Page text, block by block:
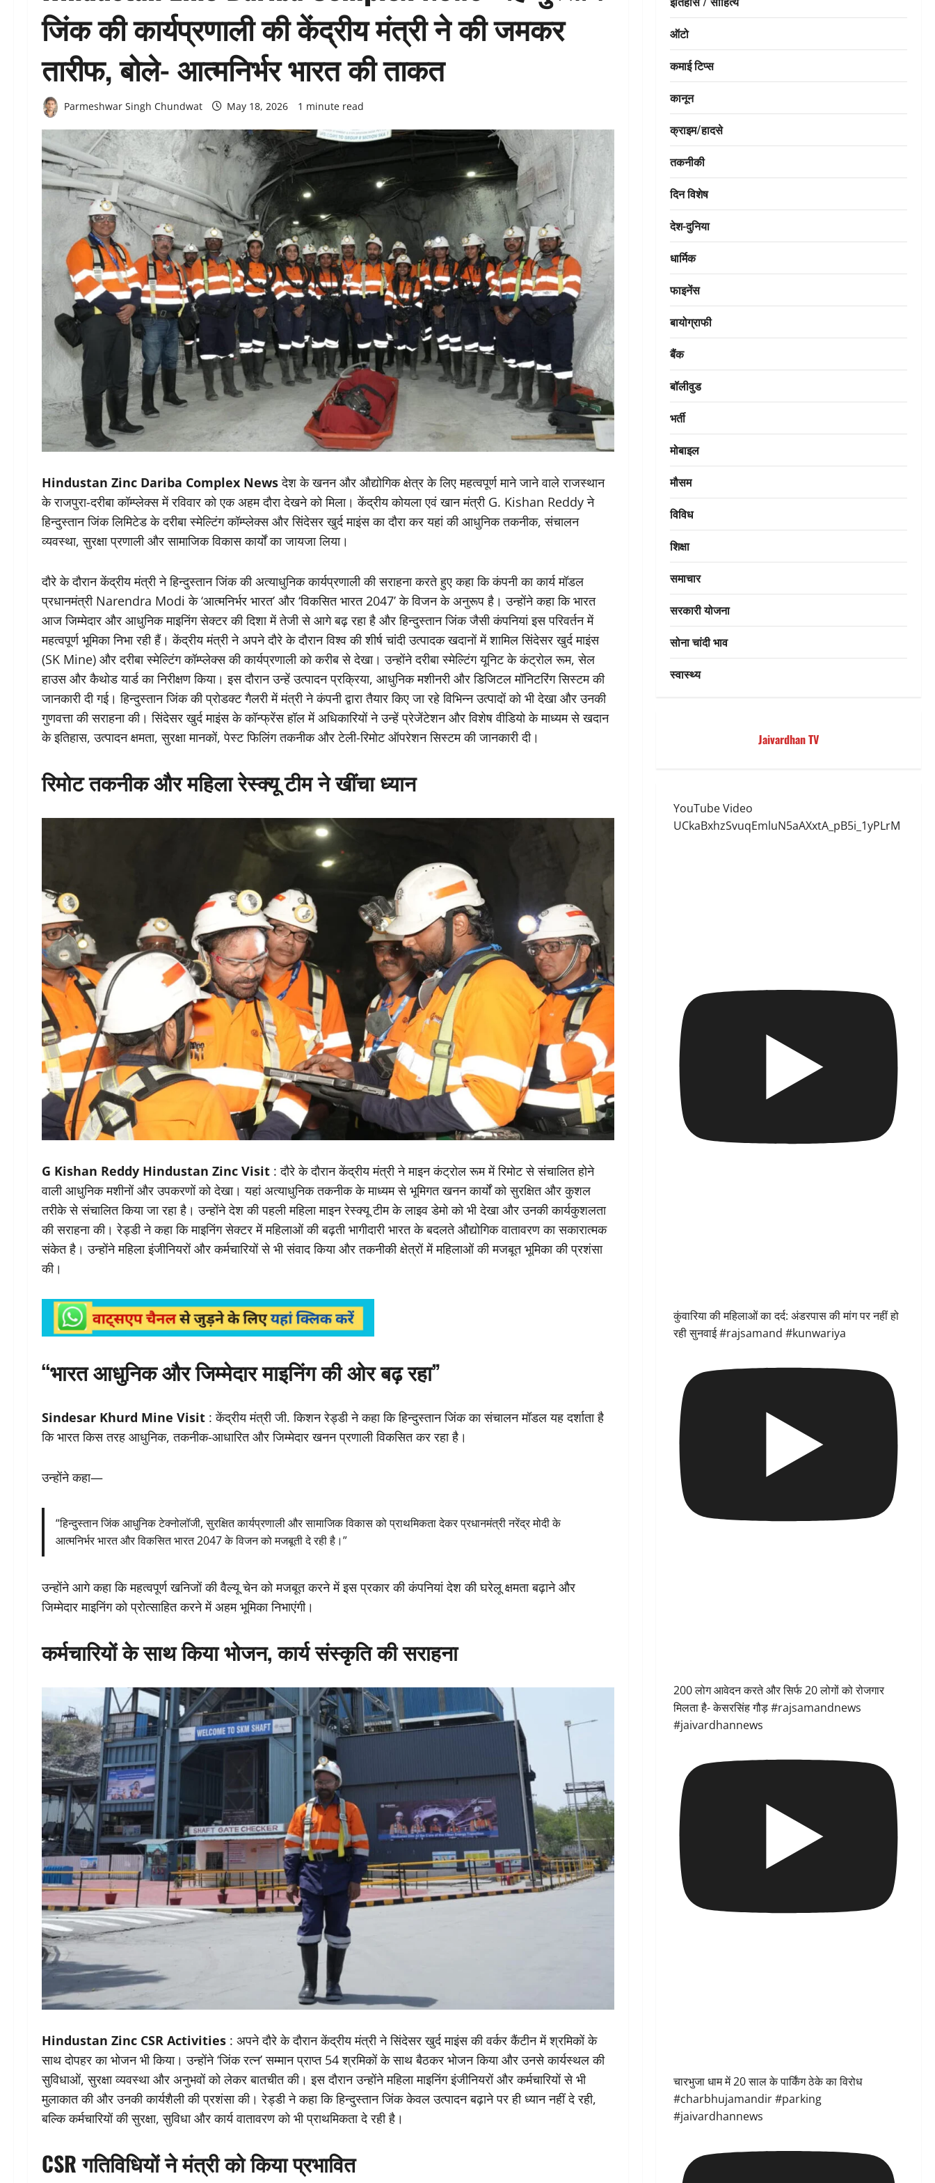
जिंक की कार्यप्रणाली की केंद्रीय मंत्री ने की जमकर
तारीफ, बोले- आत्मनिर्भर भारत की ताकत
Parmeshwar Singh Chundwat May 18, 2026 1 minute read
Hindustan Zinc Dariba Complex Newsदेश के खनन और औद्योगिक क्षेत्र के लिए महत्वपूर्ण माने जाने वाले राजस्थान
के राजपुरा-दरीबा कॉम्प्लेक्स में रविवार को एक अहम दौरा देखने को मिला। केंद्रीय कोयला एवं खान मंत्री G. Kishan Reddy ने
हिन्दुस्तान जिंक लिमिटेड के दरीबा स्मेल्टिंग कॉम्प्लेक्स और सिंदेसर खुर्द माइंस का दौरा कर यहां की आधुनिक तकनीक, संचालन
व्यवस्था, सुरक्षा प्रणाली और सामाजिक विकास कार्यों का जायजा लिया।
दौरे के दौरान केंद्रीय मंत्री ने हिन्दुस्तान जिंक की अत्याधुनिक कार्यप्रणाली की सराहना करते हुए कहा कि कंपनी का कार्य मॉडल
प्रधानमंत्री Narendra Modi के ‘आत्मनिर्भर भारत’ और ‘विकसित भारत 2047’ के विजन के अनुरूप है। उन्होंने कहा कि भारत
आज जिम्मेदार और आधुनिक माइनिंग सेक्टर की दिशा में तेजी से आगे बढ़ रहा है और हिन्दुस्तान जिंक जैसी कंपनियां इस परिवर्तन में
महत्वपूर्ण भूमिका निभा रही हैं। केंद्रीय मंत्री ने अपने दौरे के दौरान विश्व की शीर्ष चांदी उत्पादक खदानों में शामिल सिंदेसर खुर्द माइंस
(SK Mine) और दरीबा स्मेल्टिंग कॉम्प्लेक्स की कार्यप्रणाली को करीब से देखा। उन्होंने दरीबा स्मेल्टिंग यूनिट के कंट्रोल रूम, सेल
हाउस और कैथोड यार्ड का निरीक्षण किया। इस दौरान उन्हें उत्पादन प्रक्रिया, आधुनिक मशीनरी और डिजिटल मॉनिटरिंग सिस्टम की
जानकारी दी गई। हिन्दुस्तान जिंक की प्रोडक्ट गैलरी में मंत्री ने कंपनी द्वारा तैयार किए जा रहे विभिन्न उत्पादों को भी देखा और उनकी
गुणवत्ता की सराहना की। सिंदेसर खुर्द माइंस के कॉन्फ्रेंस हॉल में अधिकारियों ने उन्हें प्रेजेंटेशन और विशेष वीडियो के माध्यम से खदान
के इतिहास, उत्पादन क्षमता, सुरक्षा मानकों, पेस्ट फिलिंग तकनीक और टेली-रिमोट ऑपरेशन सिस्टम की जानकारी दी।
रिमोट तकनीक और महिला रेस्क्यू टीम ने खींचा ध्यान
G Kishan Reddy Hindustan Zinc Visit : दौरे के दौरान केंद्रीय मंत्री ने माइन कंट्रोल रूम में रिमोट से संचालित होने
वाली आधुनिक मशीनों और उपकरणों को देखा। यहां अत्याधुनिक तकनीक के माध्यम से भूमिगत खनन कार्यों को सुरक्षित और कुशल
तरीके से संचालित किया जा रहा है। उन्होंने देश की पहली महिला माइन रेस्क्यू टीम के लाइव डेमो को भी देखा और उनकी कार्यकुशलता
की सराहना की। रेड्डी ने कहा कि माइनिंग सेक्टर में महिलाओं की बढ़ती भागीदारी भारत के बदलते औद्योगिक वातावरण का सकारात्मक
संकेत है। उन्होंने महिला इंजीनियरों और कर्मचारियों से भी संवाद किया और तकनीकी क्षेत्रों में महिलाओं की मजबूत भूमिका की प्रशंसा
की।
“भारत आधुनिक और जिम्मेदार माइनिंग की ओर बढ़ रहा”
Sindesar Khurd Mine Visit : केंद्रीय मंत्री जी. किशन रेड्डी ने कहा कि हिन्दुस्तान जिंक का संचालन मॉडल यह दर्शाता है
कि भारत किस तरह आधुनिक, तकनीक-आधारित और जिम्मेदार खनन प्रणाली विकसित कर रहा है।
उन्होंने कहा—
“हिन्दुस्तान जिंक आधुनिक टेक्नोलॉजी, सुरक्षित कार्यप्रणाली और सामाजिक विकास को प्राथमिकता देकर प्रधानमंत्री नरेंद्र मोदी के
आत्मनिर्भर भारत और विकसित भारत 2047 के विजन को मजबूती दे रही है।”
उन्होंने आगे कहा कि महत्वपूर्ण खनिजों की वैल्यू चेन को मजबूत करने में इस प्रकार की कंपनियां देश की घरेलू क्षमता बढ़ाने और
जिम्मेदार माइनिंग को प्रोत्साहित करने में अहम भूमिका निभाएंगी।
कर्मचारियों के साथ किया भोजन, कार्य संस्कृति की सराहना
Hindustan Zinc CSR Activities : अपने दौरे के दौरान केंद्रीय मंत्री ने सिंदेसर खुर्द माइंस की वर्कर कैंटीन में श्रमिकों के
साथ दोपहर का भोजन भी किया। उन्होंने ‘जिंक रत्न’ सम्मान प्राप्त 54 श्रमिकों के साथ बैठकर भोजन किया और उनसे कार्यस्थल की
सुविधाओं, सुरक्षा व्यवस्था और अनुभवों को लेकर बातचीत की। इस दौरान उन्होंने महिला माइनिंग इंजीनियरों और कर्मचारियों से भी
मुलाकात की और उनकी कार्यशैली की प्रशंसा की। रेड्डी ने कहा कि हिन्दुस्तान जिंक केवल उत्पादन बढ़ाने पर ही ध्यान नहीं दे रही,
बल्कि कर्मचारियों की सुरक्षा, सुविधा और कार्य वातावरण को भी प्राथमिकता दे रही है।
CSR गतिविधियों ने मंत्री को किया प्रभावित
ऑटो
कमाई टिप्स
कानून
क्राइम/हादसे
तकनीकी
दिन विशेष
देश-दुनिया
धार्मिक
फाइनेंस
बायोग्राफी
बैंक
बॉलीवुड
भर्ती
मोबाइल
मौसम
विविध
शिक्षा
समाचार
सरकारी योजना
सोना चांदी भाव
स्वास्थ्य
Jaivardhan TV
YouTube Video
UCkaBxhzSvuqEmluN5aAXxtA_pB5i_1yPLrM
कुंवारिया की महिलाओं का दर्द: अंडरपास की मांग पर नहीं हो
रही सुनवाई #rajsamand #kunwariya
200 लोग आवेदन करते और सिर्फ 20 लोगों को रोजगार
मिलता है- केसरसिंह गौड़ #rajsamandnews
#jaivardhannews
चारभुजा धाम में 20 साल के पार्किंग ठेके का विरोध
#charbhujamandir #parking
#jaivardhannews